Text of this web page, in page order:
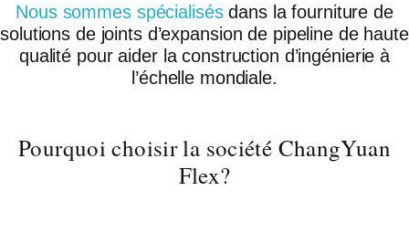
Nous sommes spécialisésdans la fourniture de
solutions de joints d’expansion de pipeline de haute
qualité pour aider la construction d’ingénierie à
l’échelle mondiale.
Pourquoi choisir la société ChangYuan
Flex?